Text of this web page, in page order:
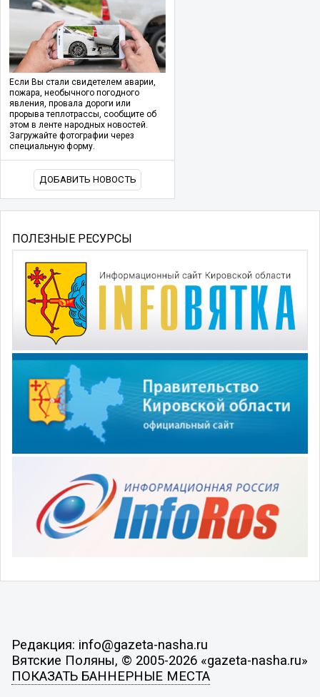
Если Вы стали свидетелем аварии,
пожара, необычного погодного
явления, провала дороги или
прорыва теплотрассы, сообщите об
этом в ленте народных новостей.
Загружайте фотографии через
специальную форму.
ДОБАВИТЬ НОВОСТЬ
ПОЛЕЗНЫЕ РЕСУРСЫ
Редакция: info@gazeta-nasha.ru
Вятские Поляны, © 2005-2026 «gazeta-nasha.ru»
ПОКАЗАТЬ БАННЕРНЫЕ МЕСТА